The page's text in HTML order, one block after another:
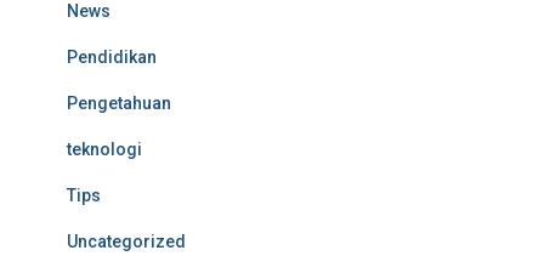
News
Pendidikan
Pengetahuan
teknologi
Tips
Uncategorized